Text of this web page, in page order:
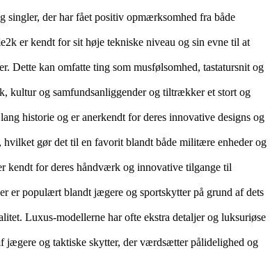
singler, der har fået positiv opmærksomhed fra både
er kendt for sit høje tekniske niveau og sin evne til at
Dette kan omfatte ting som musfølsomhed, tastatursnit og
kultur og samfundsanliggender og tiltrækker et stort og
historie og er anerkendt for deres innovative designs og
gør det til en favorit blandt både militære enheder og
kendt for deres håndværk og innovative tilgange til
er populært blandt jægere og sportskytter på grund af dets
Luxus-modellerne har ofte ekstra detaljer og luksuriøse
jægere og taktiske skytter, der værdsætter pålidelighed og